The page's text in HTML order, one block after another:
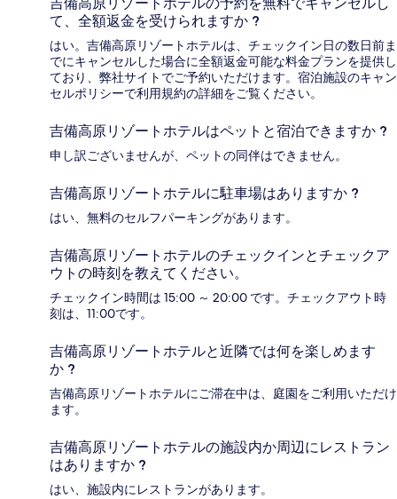
て、全額返金を受けられますか ?
はい。吉備高原リゾートホテルは、チェックイン日の数日前ま
でにキャンセルした場合に全額返金可能な料金プランを提供し
ており、弊社サイトでご予約いただけます。宿泊施設のキャン
セルポリシーで利用規約の詳細をご覧ください。
吉備高原リゾートホテルはペットと宿泊できますか ?
申し訳ございませんが、ペットの同伴はできません。
吉備高原リゾートホテルに駐車場はありますか ?
はい、無料のセルフパーキングがあります。
吉備高原リゾートホテルのチェックインとチェックア
ウトの時刻を教えてください。
チェックイン時間は 15:00 ～ 20:00 です。チェックアウト時
刻は、11:00です。
吉備高原リゾートホテルと近隣では何を楽しめます
か ?
吉備高原リゾートホテルにご滞在中は、庭園をご利用いただけ
ます。
吉備高原リゾートホテルの施設内か周辺にレストラン
はありますか ?
はい、施設内にレストランがあります。